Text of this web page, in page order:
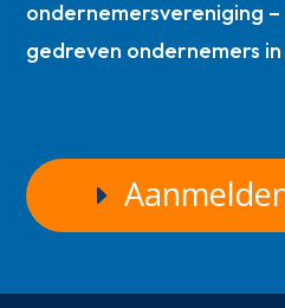
ondernemersvereniging
gedreven ondernemers